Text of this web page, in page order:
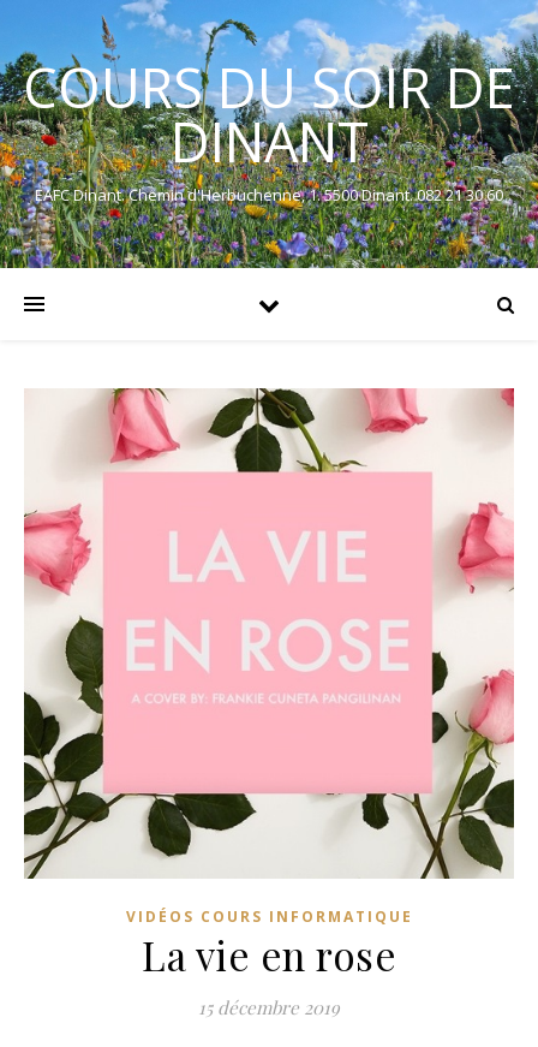
COURS DU SOIR DE
DINANT
EAFC Dinant. Chemin d'Herbuchenne, 1. 5500 Dinant. 082 21 30 60
VIDÉOS COURS INFORMATIQUE
La vie en rose
15 décembre 2019